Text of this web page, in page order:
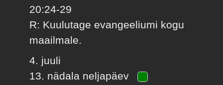
20:24-29
R: Kuulutage evangeeliumi kogu
maailmale.
4. juuli
13. nädala neljapäev